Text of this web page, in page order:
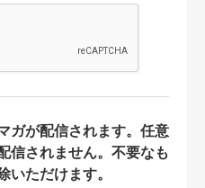
ガが配信されます。任意
信されません。不要なも
ただけます。